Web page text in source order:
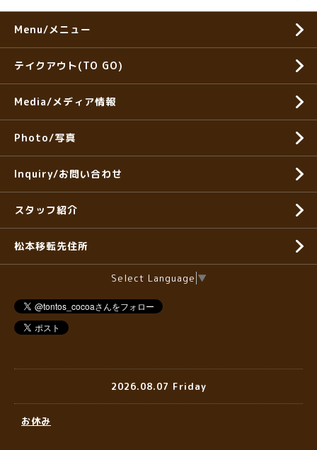
Menu/メニュー
テイクアウト(TO GO)
Media/メディア情報
Photo/写真
Inquiry/お問い合わせ
スタッフ紹介
松本移転先住所
Select Language ▼
2026.08.07 Friday
お休み